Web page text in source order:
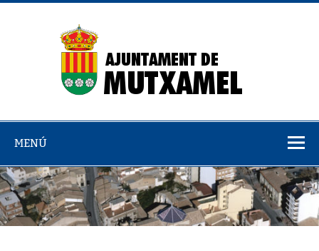
Saltar
MENÚ